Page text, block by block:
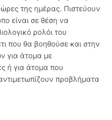
της ημέρας. Πιστεύουν
είναι σε θέση να
ρολόι του
που θα βοηθούσε και στην
για άτομα με
ή για άτομα που
προβλήματα